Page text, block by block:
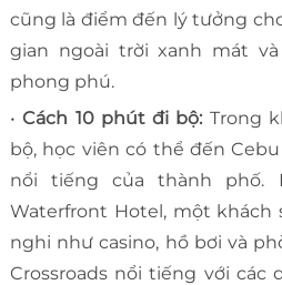
cũng là điểm đến lý tưởng
gian ngoài trời xanh mát
phong phú.
•Cách 10 phút đi bộ: Trong
bộ, học viên có thể đến
nổi tiếng của thành phố.
Waterfront Hotel, một khách
nghi như casino, hồ bơi và
Crossroads nổi tiếng với các